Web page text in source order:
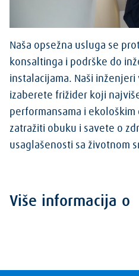
Naša opsežna usluga se
konsaltinga i podrške do
instalacijama. Naši inženjeri
izaberete frižider koji
performansama i
zatražiti obuku i savete o
usaglašenosti sa životnom
Više informacija o